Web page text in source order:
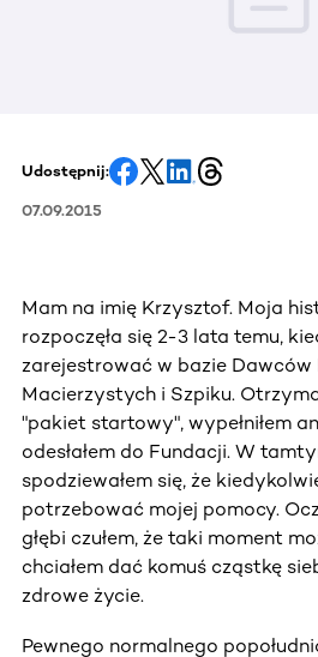
Udostępnij:
07.09.2015
Mam na imię Krzysztof. Moja
rozpoczęła się 2-3 lata temu,
zarejestrować w bazie Dawców
Macierzystych i Szpiku.
"pakiet startowy", wypełniłem
odesłałem do Fundacji. W
spodziewałem się, że
potrzebować mojej pomocy.
głębi czułem, że taki moment
chciałem dać komuś cząstkę
zdrowe życie.
Pewnego normalnego